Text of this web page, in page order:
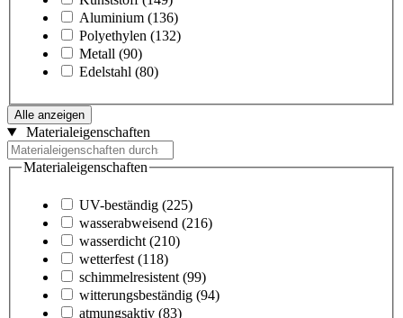
Aluminium (136)
Polyethylen (132)
Metall (90)
Edelstahl (80)
Alle anzeigen
Materialeigenschaften
Materialeigenschaften
UV-beständig (225)
wasserabweisend (216)
wasserdicht (210)
wetterfest (118)
schimmelresistent (99)
witterungsbeständig (94)
atmungsaktiv (83)